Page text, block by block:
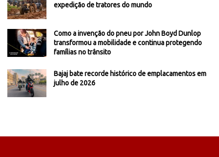
expedição de tratores do mundo
Como a invenção do pneu por John Boyd Dunlop
transformou a mobilidade e continua protegendo
famílias no trânsito
Bajaj bate recorde histórico de emplacamentos em
julho de 2026